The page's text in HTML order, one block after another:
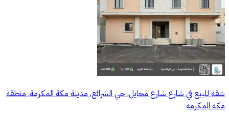
شقة للبيع في شارع شارع محايل, حي الشرائع, مدينة مكة المكرمة, منطقة
مكة المكرمة